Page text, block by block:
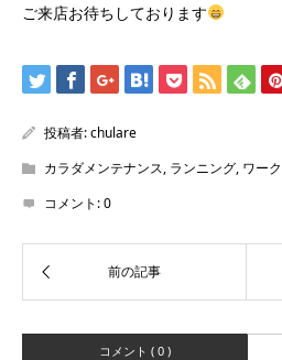
ご来店お待ちしております
投稿者:chulare
カラダメンテナンス, ランニング, ワー
コメント:0
コメント ( 0 )